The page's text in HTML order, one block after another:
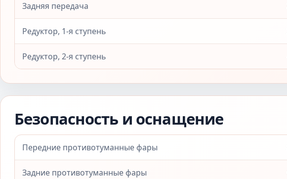
Задняя передача
Редуктор, 1-я ступень
Редуктор, 2-я ступень
Безопасность и оснащение
Передние противотуманные фары
Задние противотуманные фары